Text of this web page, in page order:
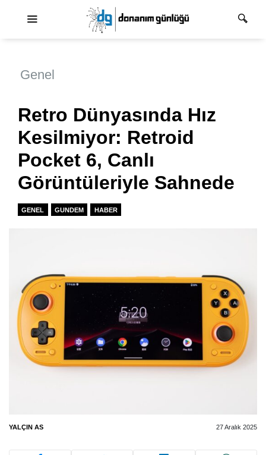
Genel
Retro Dünyasında Hız
Kesilmiyor: Retroid
Pocket 6, Canlı
Görüntüleriyle Sahnede
GENEL GUNDEM HABER
YALÇIN AS 27 Aralık 2025